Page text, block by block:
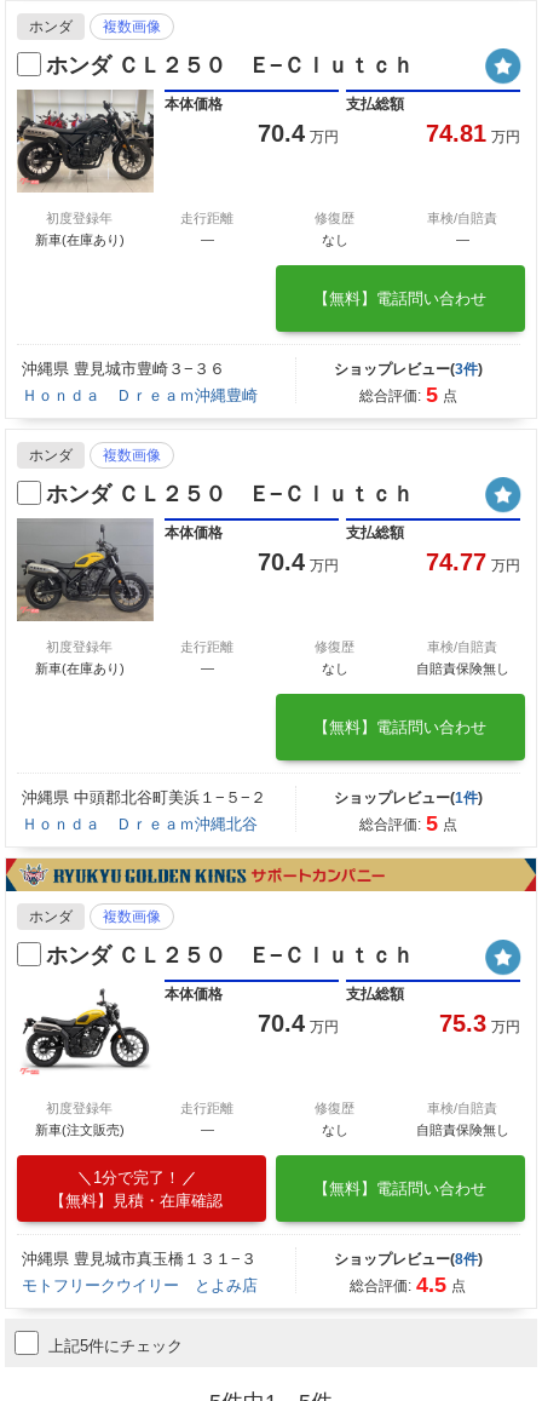
ホンダ 複数画像
ホンダ ＣＬ２５０ Ｅ−Ｃｌｕｔｃｈ
本体価格
70.4 万円
支払総額
74.81 万円
初度登録年
新車(在庫あり)
走行距離
―
修復歴
なし
車検/自賠責
―
【無料】電話問い合わせ
沖縄県 豊見城市豊崎３−３６
Ｈｏｎｄａ Ｄｒｅａｍ沖縄豊崎
ショップレビュー(3件)
総合評価: 5 点
ホンダ 複数画像
ホンダ ＣＬ２５０ Ｅ−Ｃｌｕｔｃｈ
本体価格
70.4 万円
支払総額
74.77 万円
初度登録年
新車(在庫あり)
走行距離
―
修復歴
なし
車検/自賠責
自賠責保険無し
【無料】電話問い合わせ
沖縄県 中頭郡北谷町美浜１−５−２
Ｈｏｎｄａ Ｄｒｅａｍ沖縄北谷
ショップレビュー(1件)
総合評価: 5 点
ホンダ 複数画像
ホンダ ＣＬ２５０ Ｅ−Ｃｌｕｔｃｈ
本体価格
70.4 万円
支払総額
75.3 万円
初度登録年
新車(注文販売)
走行距離
―
修復歴
なし
車検/自賠責
自賠責保険無し
1分で完了！
【無料】見積・在庫確認
【無料】電話問い合わせ
沖縄県 豊見城市真玉橋１３１−３
モトフリークウイリー とよみ店
ショップレビュー(8件)
総合評価: 4.5 点
上記5件にチェック